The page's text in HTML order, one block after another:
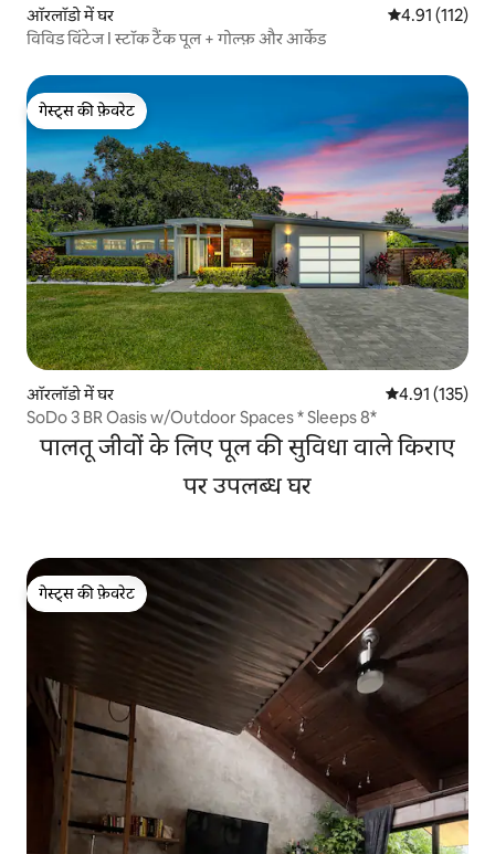
ऑरलॉडो में घर औसत रेटिंग 5 में से
4.91 (112)
विविड विंटेज I स्टॉक टैंक पूल + गोल्फ़ और आर्केड
गेस्ट्स की फ़ेवरेट
गेस्ट्स की फ़ेवरेट
ऑरलॉडो में घर औसत रेटिंग 5 में से
4.91 (135)
SoDo 3 BR Oasis w/Outdoor Spaces * Sleeps 8*
पालतू जीवों के लिए पूल की सुविधा वाले किराए
पर उपलब्ध घर
गेस्ट्स की फ़ेवरेट
गेस्ट्स की फ़ेवरेट